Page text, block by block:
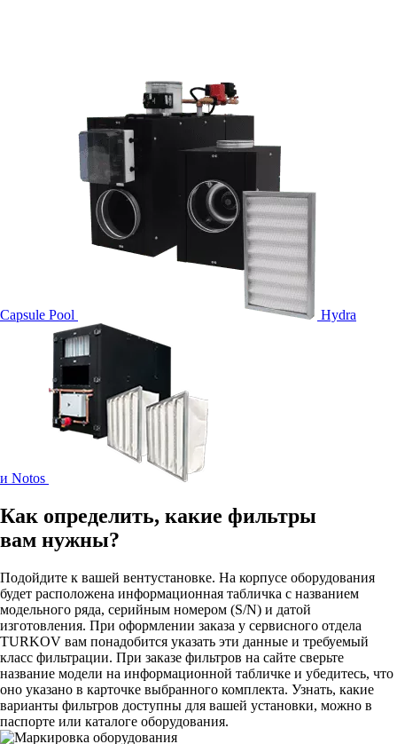
Capsule Pool Hydra
и Notos
Как определить, какие фильтры
вам нужны?
Подойдите к вашей вентустановке. На корпусе оборудования
будет расположена информационная табличка с названием
модельного ряда, серийным номером (S/N) и датой
изготовления. При оформлении заказа у сервисного отдела
TURKOV вам понадобится указать эти данные и требуемый
класс фильтрации. При заказе фильтров на сайте сверьте
название модели на информационной табличке и убедитесь, что
оно указано в карточке выбранного комплекта. Узнать, какие
варианты фильтров доступны для вашей установки, можно в
паспорте или каталоге оборудования.